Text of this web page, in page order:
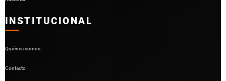
INSTITUCIONAL
Quiénes somos
Contacto